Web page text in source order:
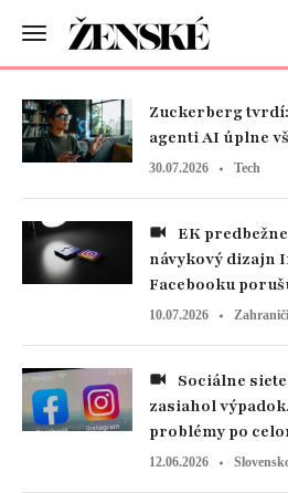
Zuckerberg
agenti AI úplne
30.07.2026 Tech
návykový dizajn
Facebooku
10.07.2026
zasiahol
problémy po
12.06.2026